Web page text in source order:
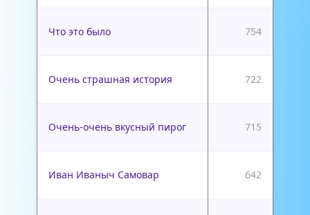
Что это было 754
Очень страшная история 722
Очень-очень вкусный пирог 715
Иван Иваныч Самовар 642